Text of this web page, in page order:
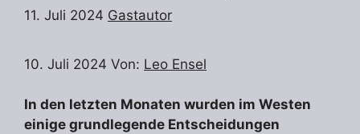
11. Juli 2024 Gastautor
10. Juli 2024 Von: Leo Ensel
In den letzten Monaten wurden im Westen
einige grundlegende Entscheidungen